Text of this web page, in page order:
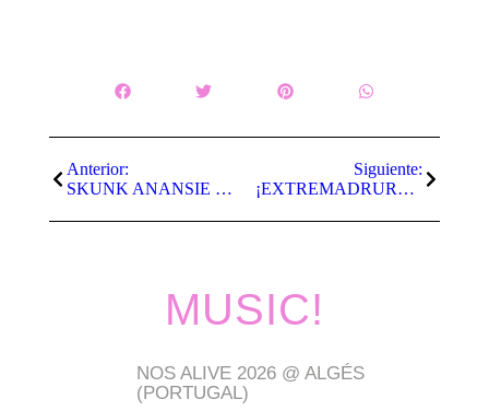
Anterior:
SKUNK ANANSIE NOS VISITAN EL AÑO QUE VIENE
Siguiente:
¡EXTREMADRURA PRESENTE! FERMÍN MUGURUZA ANUNCIA SU PRESENCIA TAMBIÉN EN MÉRIDA
MUSIC!
NOS ALIVE 2026 @ ALGÉS
(PORTUGAL)